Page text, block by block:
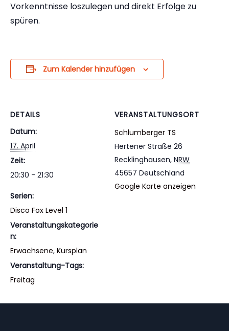
Vorkenntnisse loszulegen und direkt Erfolge zu
spüren.
Zum Kalender hinzufügen
DETAILS
Datum:
17. April
Zeit:
20:30 - 21:30
Serien:
Disco Fox Level 1
Veranstaltungskategorie
n:
Erwachsene, Kursplan
Veranstaltung-Tags:
Freitag
VERANSTALTUNGSORT
Schlumberger TS
Hertener Straße 26
Recklinghausen, NRW
45657 Deutschland
Google Karte anzeigen